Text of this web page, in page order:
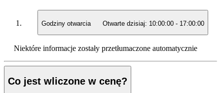
Godziny otwarcia Otwarte dzisiaj: 10:00:00 - 17:00:00
Niektóre informacje zostały przetłumaczone automatycznie
Co jest wliczone w cenę?